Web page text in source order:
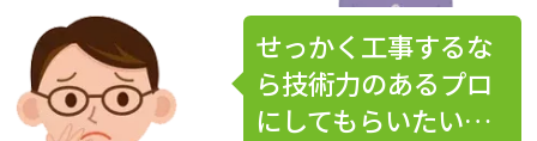
せっかく工事するな
ら技術力のあるプロ
にしてもらいたい…